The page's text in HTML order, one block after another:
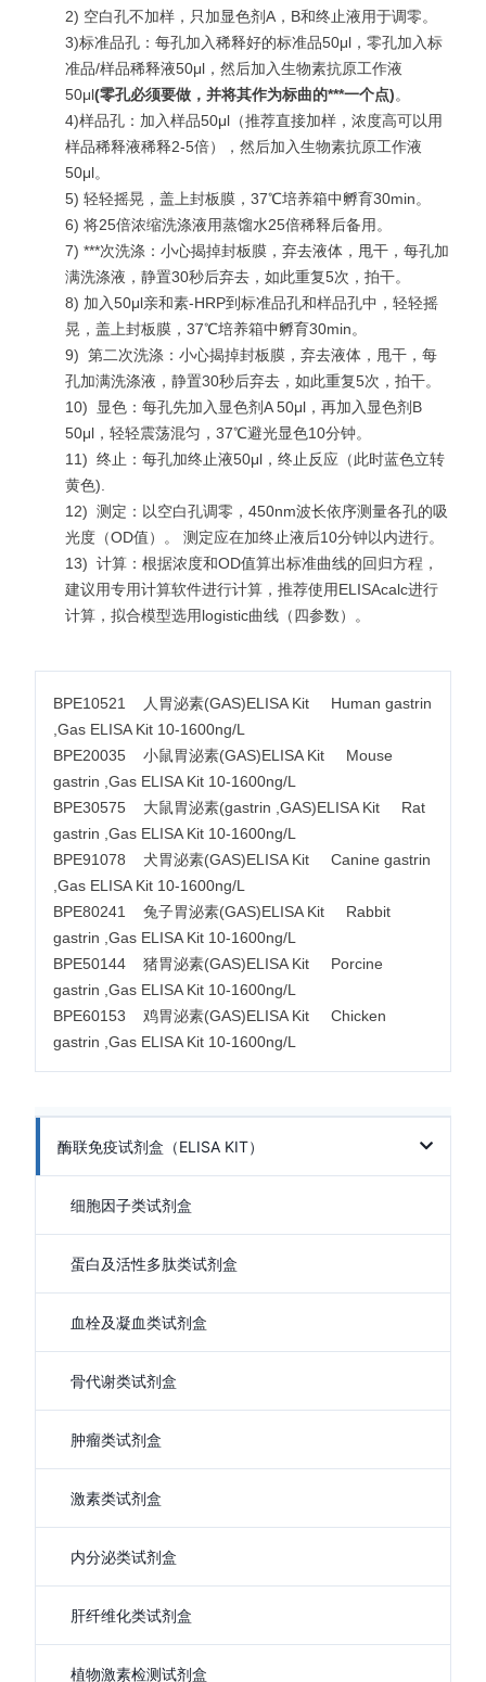
2) 空白孔不加样，只加显色剂A，B和终止液用于调零。
3)标准品孔：每孔加入稀释好的标准品50μl，零孔加入标
准品/样品稀释液50μl，然后加入生物素抗原工作液
50μl(零孔必须要做，并将其作为标曲的***一个点)。
4)样品孔：加入样品50μl（推荐直接加样，浓度高可以用
样品稀释液稀释2-5倍），然后加入生物素抗原工作液
50μl。
5) 轻轻摇晃，盖上封板膜，37℃培养箱中孵育30min。
6) 将25倍浓缩洗涤液用蒸馏水25倍稀释后备用。
7) ***次洗涤：小心揭掉封板膜，弃去液体，甩干，每孔加
满洗涤液，静置30秒后弃去，如此重复5次，拍干。
8) 加入50μl亲和素-HRP到标准品孔和样品孔中，轻轻摇
晃，盖上封板膜，37℃培养箱中孵育30min。
9) 第二次洗涤：小心揭掉封板膜，弃去液体，甩干，每
孔加满洗涤液，静置30秒后弃去，如此重复5次，拍干。
10)
显色：每孔先加入显色剂A 50μl，再加入显色剂B
50μl，轻轻震荡混匀，37℃避光显色10分钟。
11) 终止：每孔加终止液50μl，终止反应（此时蓝色立转
黄色).
12) 测定：以空白孔调零，450nm波长依序测量各孔的吸
光度（OD值）。 测定应在加终止液后10分钟以内进行。
13) 计算：根据浓度和OD值算出标准曲线的回归方程，
建议用专用计算软件进行计算，推荐使用ELISAcalc进行
计算，拟合模型选用logistic曲线（四参数）。
BPE10521 人胃泌素(GAS)ELISA Kit Human gastrin
,Gas ELISA Kit 10-1600ng/L
BPE20035 小鼠胃泌素(GAS)ELISA Kit Mouse
gastrin ,Gas ELISA Kit 10-1600ng/L
BPE30575 大鼠胃泌素(gastrin ,GAS)ELISA Kit Rat
gastrin ,Gas ELISA Kit 10-1600ng/L
BPE91078 犬胃泌素(GAS)ELISA Kit Canine gastrin
,Gas ELISA Kit 10-1600ng/L
BPE80241 兔子胃泌素(GAS)ELISA Kit Rabbit
gastrin ,Gas ELISA Kit 10-1600ng/L
BPE50144 猪胃泌素(GAS)ELISA Kit Porcine
gastrin ,Gas ELISA Kit 10-1600ng/L
BPE60153 鸡胃泌素(GAS)ELISA Kit Chicken
gastrin ,Gas ELISA Kit 10-1600ng/L
酶联免疫试剂盒（ELISA KIT）
细胞因子类试剂盒
蛋白及活性多肽类试剂盒
血栓及凝血类试剂盒
骨代谢类试剂盒
肿瘤类试剂盒
激素类试剂盒
内分泌类试剂盒
肝纤维化类试剂盒
植物激素检测试剂盒